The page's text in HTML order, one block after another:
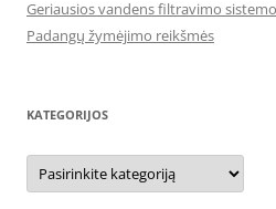
Geriausios vandens filtravimo
Padangų žymėjimo reikšmės
KATEGORIJOS
Kategorijos